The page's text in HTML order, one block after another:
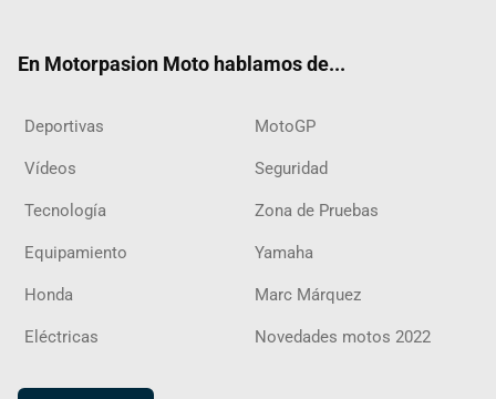
En Motorpasion Moto hablamos de...
Deportivas MotoGP
Vídeos Seguridad
Tecnología Zona de Pruebas
Equipamiento Yamaha
Honda Marc Márquez
Eléctricas Novedades motos 2022